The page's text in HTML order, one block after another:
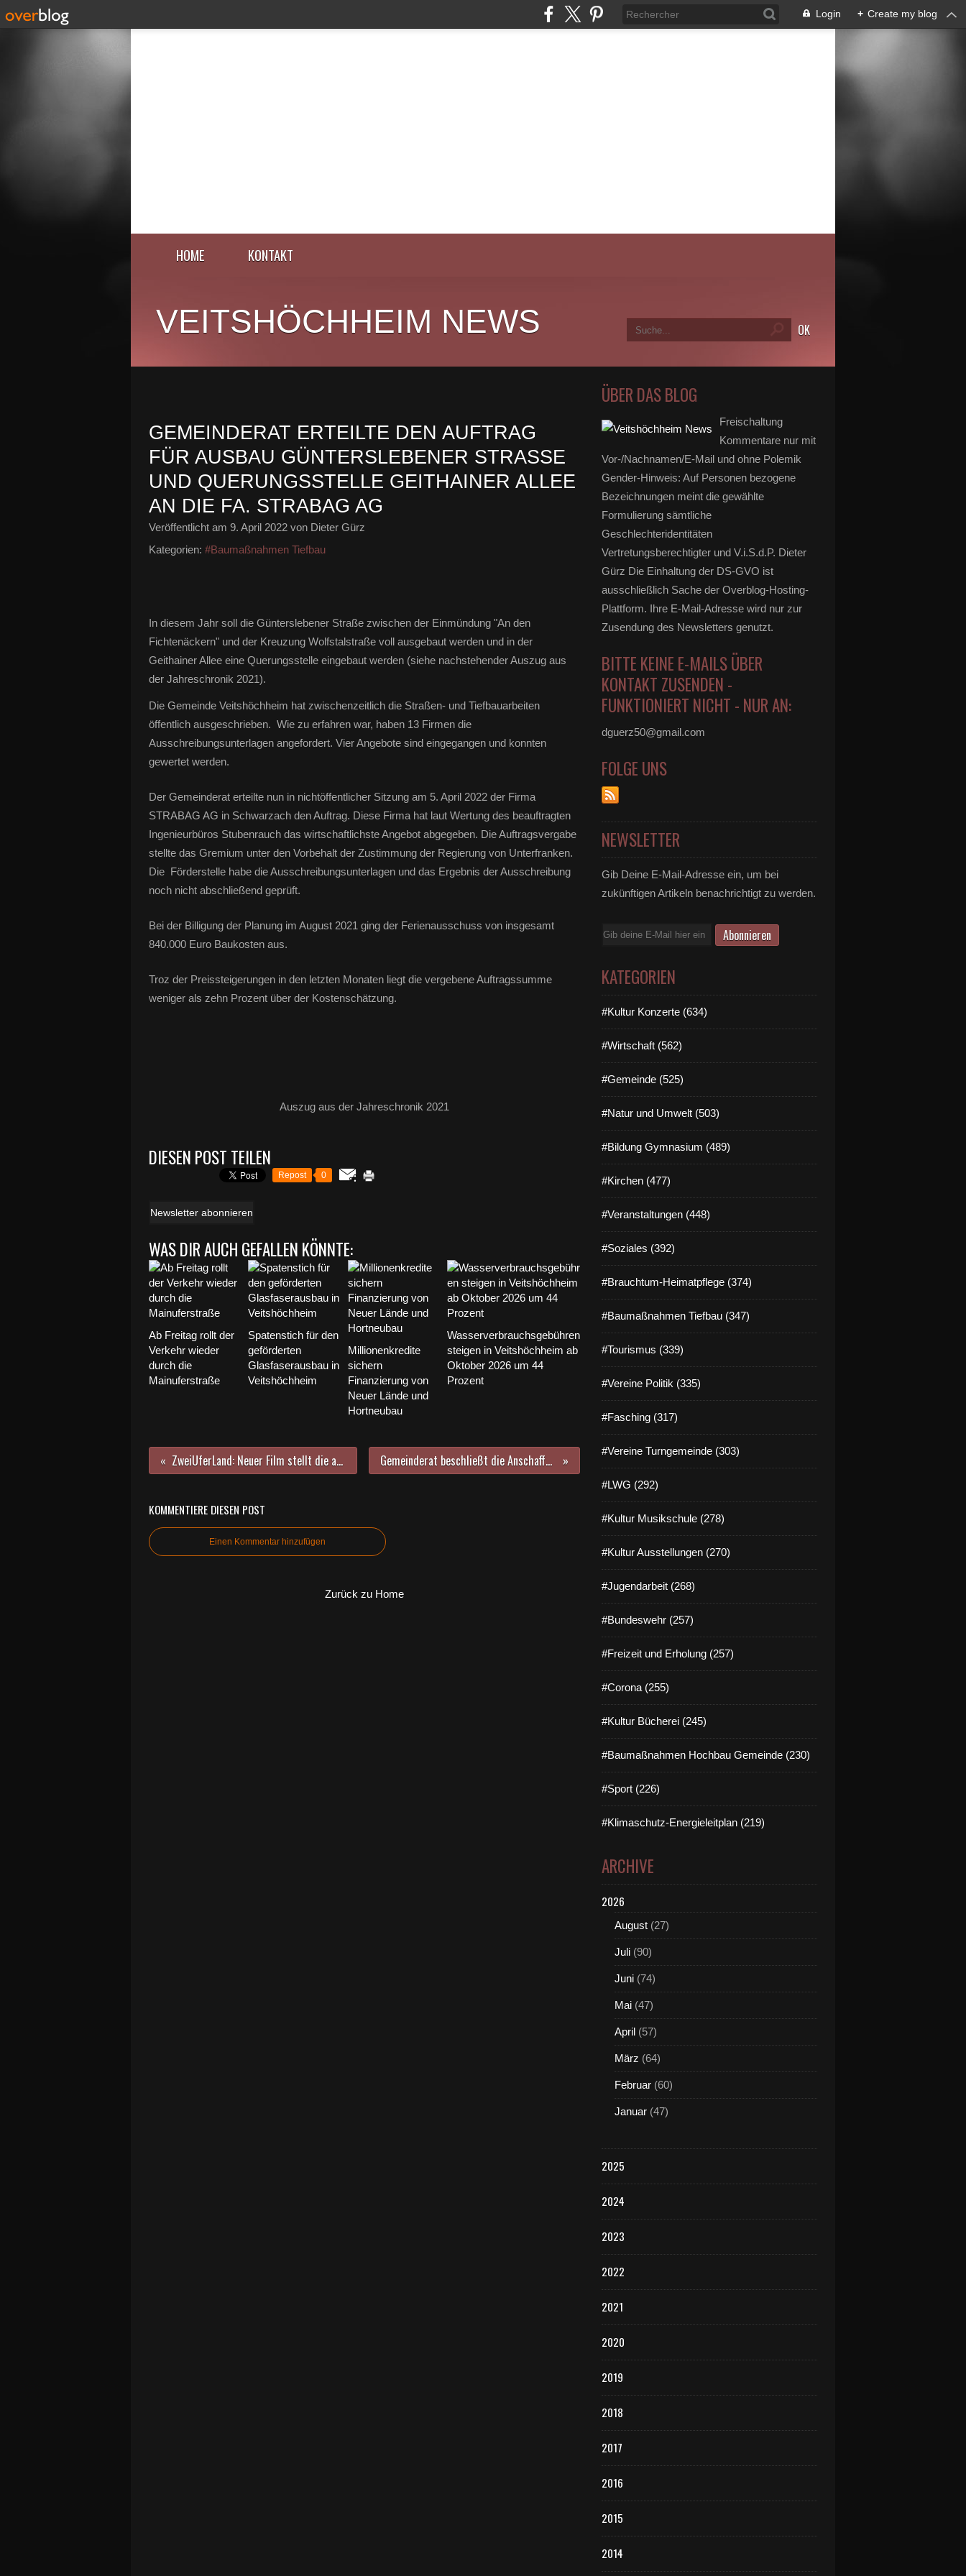
Login + Create my blog
HOME KONTAKT
VEITSHÖCHHEIM NEWS
GEMEINDERAT ERTEILTE DEN AUFTRAG
FÜR AUSBAU GÜNTERSLEBENER STRASSE U
ND QUERUNGSSTELLE GEITHAINER ALLEE A
N DIE FA. STRABAG AG
Veröffentlicht am 9. April 2022 von Dieter Gürz
Kategorien: #Baumaßnahmen Tiefbau
In diesem Jahr soll die Günterslebener Straße zwischen der Einmündung "An den
Fichtenäckern" und der Kreuzung Wolfstalstraße voll ausgebaut werden und in der
Geithainer Allee eine Querungsstelle eingebaut werden (siehe nachstehender Auszug aus
der Jahreschronik 2021).
Die Gemeinde Veitshöchheim hat zwischenzeitlich die Straßen- und Tiefbauarbeiten
öffentlich ausgeschrieben. Wie zu erfahren war, haben 13 Firmen die
Ausschreibungsunterlagen angefordert. Vier Angebote sind eingegangen und konnten
gewertet werden.
Der Gemeinderat erteilte nun in nichtöffentlicher Sitzung am 5. April 2022 der Firma
STRABAG AG in Schwarzach den Auftrag. Diese Firma hat laut Wertung des beauftragten
Ingenieurbüros Stubenrauch das wirtschaftlichste Angebot abgegeben. Die Auftragsvergabe
stellte das Gremium unter den Vorbehalt der Zustimmung der Regierung von Unterfranken.
Die Förderstelle habe die Ausschreibungsunterlagen und das Ergebnis der Ausschreibung
noch nicht abschließend geprüft.
Bei der Billigung der Planung im August 2021 ging der Ferienausschuss von insgesamt
840.000 Euro Baukosten aus.
Troz der Preissteigerungen in den letzten Monaten liegt die vergebene Auftragssumme
weniger als zehn Prozent über der Kostenschätzung.
Auszug aus der Jahreschronik 2021
DIESEN POST TEILEN
Repost 0
Newsletter abonnieren
WAS DIR AUCH GEFALLEN KÖNNTE:
Ab Freitag rollt der
Verkehr wieder
durch die
Mainuferstraße
Spatenstich für den
geförderten
Glasfaserausbau in
Veitshöchheim
Millionenkredite
sichern
Finanzierung von
Neuer Lände und
Hortneubau
Wasserverbrauchsgebühren
steigen in Veitshöchheim ab
Oktober 2026 um 44
Prozent
ZweiUferLand: Neuer Film stellt die acht Mitgliedsgemeinden nördlich von Würzburg vor Gemeinderat beschließt die Anschaffung eines Schwimmbadsaugers für das Geisbergbad
KOMMENTIERE DIESEN POST
Einen Kommentar hinzufügen
Zurück zu Home
ÜBER DAS BLOG
Freischaltung
Kommentare nur mit
Vor-/Nachnamen/E-Mail und ohne Polemik
Gender-Hinweis: Auf Personen bezogene
Bezeichnungen meint die gewählte
Formulierung sämtliche
Geschlechteridentitäten
Vertretungsberechtigter und V.i.S.d.P. Dieter
Gürz Die Einhaltung der DS-GVO ist
ausschließlich Sache der Overblog-Hosting-
Plattform. Ihre E-Mail-Adresse wird nur zur
Zusendung des Newsletters genutzt.
BITTE KEINE E-MAILS ÜBER
KONTAKT ZUSENDEN -
FUNKTIONIERT NICHT - NUR AN:
dguerz50@gmail.com
FOLGE UNS
NEWSLETTER
Gib Deine E-Mail-Adresse ein, um bei
zukünftigen Artikeln benachrichtigt zu werden.
E-
KATEGORIEN
#Kultur Konzerte (634)
#Wirtschaft (562)
#Gemeinde (525)
#Natur und Umwelt (503)
#Bildung Gymnasium (489)
#Kirchen (477)
#Veranstaltungen (448)
#Soziales (392)
#Brauchtum-Heimatpflege (374)
#Baumaßnahmen Tiefbau (347)
#Tourismus (339)
#Vereine Politik (335)
#Fasching (317)
#Vereine Turngemeinde (303)
#LWG (292)
#Kultur Musikschule (278)
#Kultur Ausstellungen (270)
#Jugendarbeit (268)
#Bundeswehr (257)
#Freizeit und Erholung (257)
#Corona (255)
#Kultur Bücherei (245)
#Baumaßnahmen Hochbau Gemeinde (230)
#Sport (226)
#Klimaschutz-Energieleitplan (219)
ARCHIVE
2026
August (27)
Juli (90)
Juni (74)
Mai (47)
April (57)
März (64)
Februar (60)
Januar (47)
2025
2024
2023
2022
2021
2020
2019
2018
2017
2016
2015
2014